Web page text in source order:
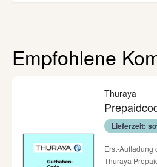
Empfohlene
Thuraya
Lieferzeit:
Erst-Aufladung
Thuraya